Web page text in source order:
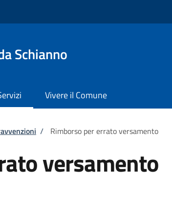
Schianno
Vivere il Comune
/ Rimborso per errato versamento
versamento